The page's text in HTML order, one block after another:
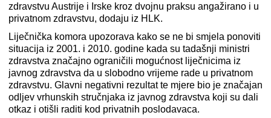
zdravstvu Austrije i Irske kroz dvojnu praksu angažirano i u
privatnom zdravstvu, dodaju iz HLK.
Liječnička komora upozorava kako se ne bi smjela ponoviti
situacija iz 2001. i 2010. godine kada su tadašnji ministri
zdravstva značajno ograničili mogućnost liječnicima iz
javnog zdravstva da u slobodno vrijeme rade u privatnom
zdravstvu. Glavni negativni rezultat te mjere bio je značajan
odljev vrhunskih stručnjaka iz javnog zdravstva koji su dali
otkaz i otišli raditi kod privatnih poslodavaca.